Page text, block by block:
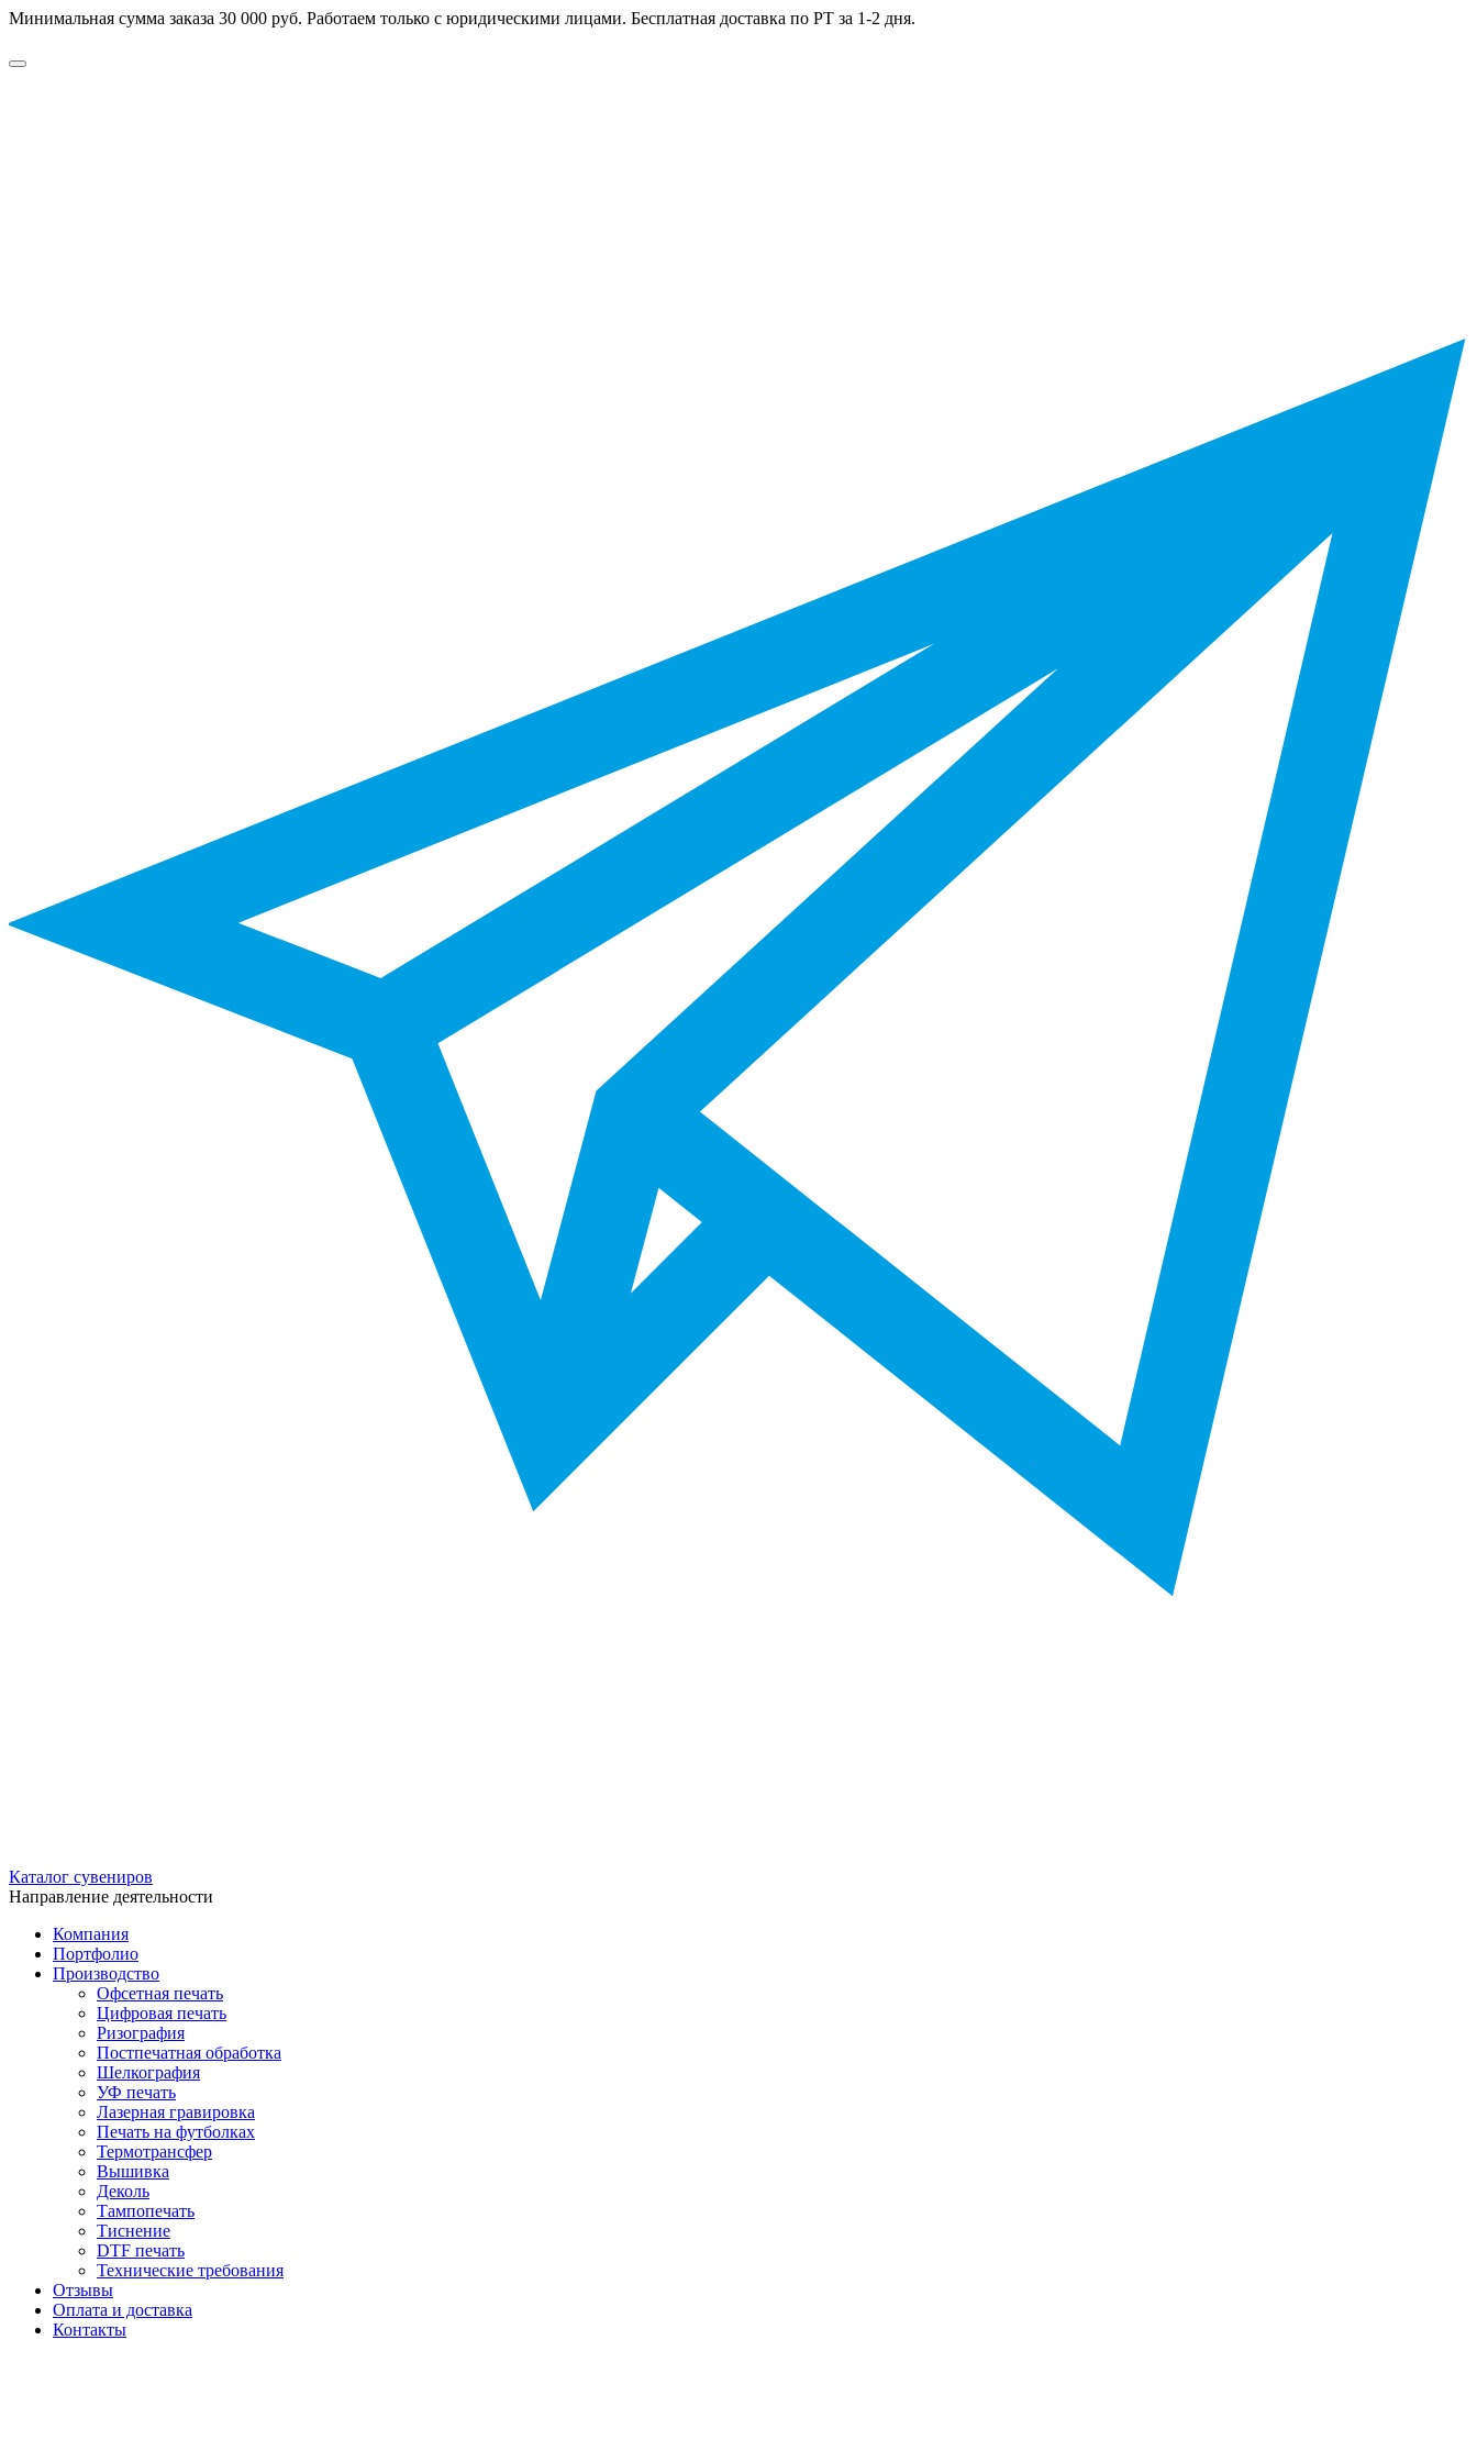
Минимальная сумма заказа 30 000 руб. Работаем только с юридическими лицами. Бесплатная доставка по РТ за 1-2 дня.
Каталог сувениров
Направление деятельности
Компания
Портфолио
Производство
Офсетная печать
Цифровая печать
Ризография
Постпечатная обработка
Шелкография
УФ печать
Лазерная гравировка
Печать на футболках
Термотрансфер
Вышивка
Деколь
Тампопечать
Тиснение
DTF печать
Технические требования
Отзывы
Оплата и доставка
Контакты